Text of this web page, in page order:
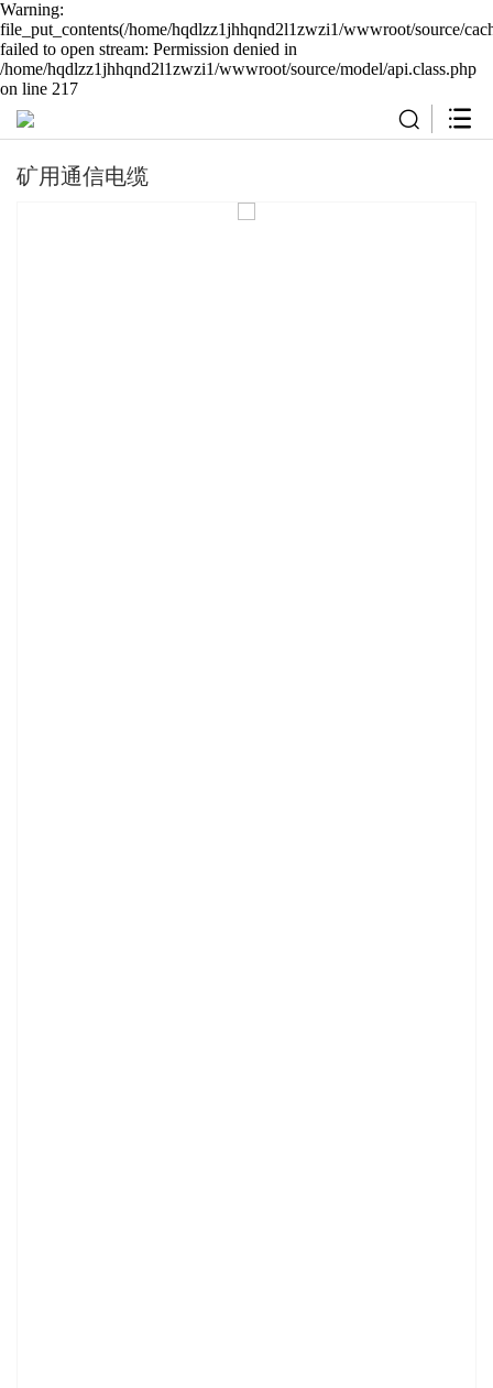
Warning:
file_put_contents(/home/hqdlzz1jhhqnd2l1zwzi1/wwwroot/source/
failed to open stream: Permission denied in
/home/hqdlzz1jhhqnd2l1zwzi1/wwwroot/source/model/api.class.php
on line 217
矿用通信电缆